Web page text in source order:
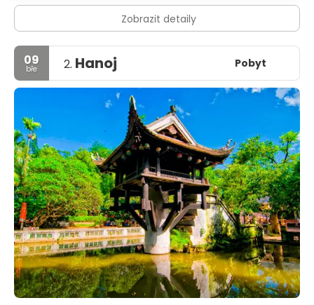
Zobrazit detaily
09
bře 2. Hanoj Pobyt